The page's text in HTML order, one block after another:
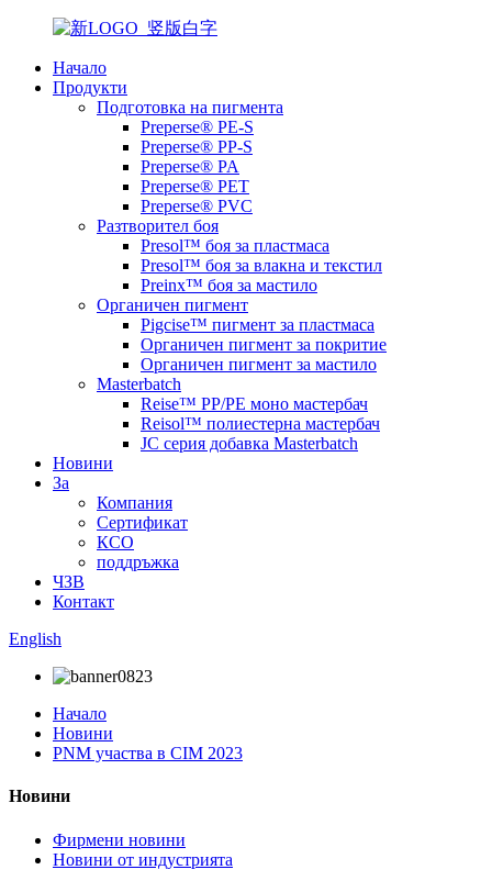
Начало
Продукти
Подготовка на пигмента
Preperse® PE-S
Preperse® PP-S
Preperse® PA
Preperse® PET
Preperse® PVC
Разтворител боя
Presol™ боя за пластмаса
Presol™ боя за влакна и текстил
Preinx™ боя за мастило
Органичен пигмент
Pigcise™ пигмент за пластмаса
Органичен пигмент за покритие
Органичен пигмент за мастило
Masterbatch
Reise™ PP/PE моно мастербач
Reisol™ полиестерна мастербач
JC серия добавка Masterbatch
Новини
За
Компания
Сертификат
КСО
поддръжка
ЧЗВ
Контакт
English
Начало
Новини
PNM участва в CIM 2023
Новини
Фирмени новини
Новини от индустрията